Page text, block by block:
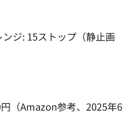
ジ: 15ストップ（静止画
（Amazon参考、2025年6